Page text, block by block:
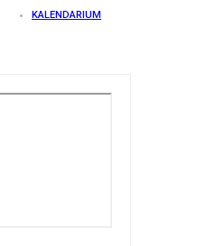
KALENDARIUM